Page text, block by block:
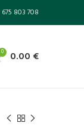
675 803 708
0 0.00 €